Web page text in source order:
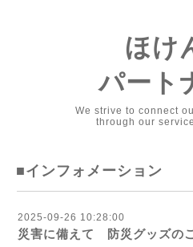
ほけ
パート
We strive to connect
through our
■インフォメーション
2025-09-26 10:28:00
災害に備えて 防災グッズの